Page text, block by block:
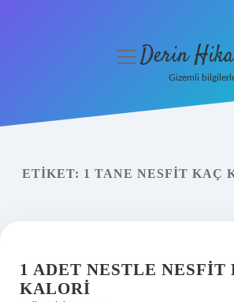
Yasal Uyarı
menüyüDerin
Gizemli
ETIKET: 1 TANE NESFIT KAÇ
1 ADET NESTLE NESFIT
KALORI